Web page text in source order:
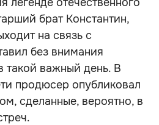
брат Константин,
на связь с
без внимания
такой важный день. В
продюсер опубликовал
сделанные, вероятно, в